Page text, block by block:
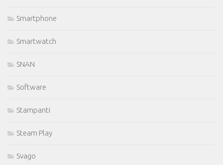
Smartphone
Smartwatch
SNAN
Software
Stampanti
Steam Play
Svago